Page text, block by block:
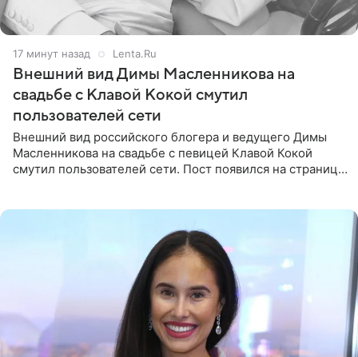
17 минут назад Lenta.Ru
Внешний вид Димы Масленникова на
свадьбе с Клавой Кокой смутил
пользователей сети
Внешний вид российского блогера и ведущего Димы
Масленникова на свадьбе с певицей Клавой Кокой
смутил пользователей сети. Пост появился на странице